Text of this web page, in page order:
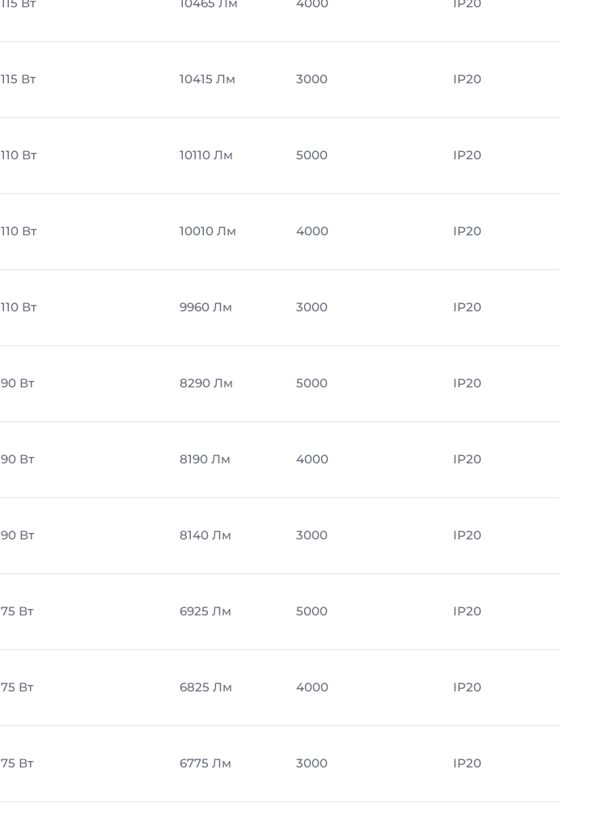
115 Вт 10415 Лм 3000 IP20
110 Вт 10110 Лм 5000 IP20
110 Вт 10010 Лм 4000 IP20
110 Вт 9960 Лм 3000 IP20
90 Вт 8290 Лм 5000 IP20
90 Вт 8190 Лм 4000 IP20
90 Вт 8140 Лм 3000 IP20
75 Вт 6925 Лм 5000 IP20
75 Вт 6825 Лм 4000 IP20
75 Вт 6775 Лм 3000 IP20